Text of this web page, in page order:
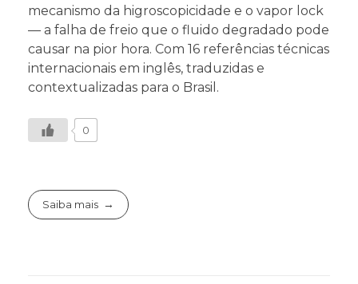
mecanismo da higroscopicidade e o vapor lock
— a falha de freio que o fluido degradado pode
causar na pior hora. Com 16 referências técnicas
internacionais em inglês, traduzidas e
contextualizadas para o Brasil.
0
Saiba mais